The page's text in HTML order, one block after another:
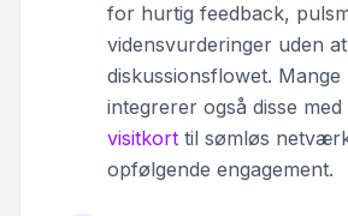
for hurtig feedback,
vidensvurderinger uden
diskussionsflowet.
integrerer også disse med
visitkort til sømløs
opfølgende engagement.